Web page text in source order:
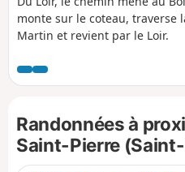
monte sur le coteau, traverse
Martin et revient par le Loir.
Randonnées à
Saint-Pierre